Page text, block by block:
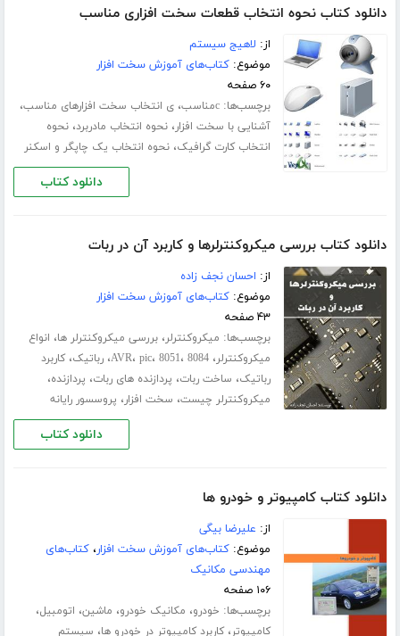
دانلود کتاب نحوه انتخاب قطعات سخت افزاری مناسب
از: لاهیج سیستم
موضوع:کتاب‌های آموزش سخت افزار
۶۰ صفحه
برچسب‌ها:cمناسب ،ی انتخاب سخت افزارهای مناسب،
آشنایی با سخت افزار،نحوه انتخاب مادربرد،نحوه
انتخاب کارت گرافیک،نحوه انتخاب یک چاپگر و اسکنر
دانلود کتاب
دانلود کتاب بررسی میکروکنترلرها و کاربرد آن در ربات
از: احسان نجف زاده
موضوع:کتاب‌های آموزش سخت افزار
۴۳ صفحه
برچسب‌ها: میکروکنترلر،بررسی میکروکنترلر ها، انواع
میکروکنترلر، AVR، pic، 8051، 8084 ،رباتیک،کاربرد
رباتیک، ساخت ربات، پردازنده های ربات، پردازنده،
میکروکنترلر چیست، سخت افزار، پروسسور رایانه
دانلود کتاب
دانلود کتاب کامپیوتر و خودرو ها
از: علیرضا بیگی
موضوع:کتاب‌های آموزش سخت افزار،کتاب‌های
مهندسی مکانیک
۱۰۶ صفحه
برچسب‌ها: خودرو، مکانیک خودرو، ماشین، اتومبیل،
کامپیوتر،کاربرد کامپیوتر در خودرو ها، سیستم